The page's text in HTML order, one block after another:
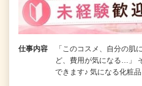
仕事内容
「このコスメ、自分の肌
ど、費用が気になる…」
できます♪ 気になる化粧